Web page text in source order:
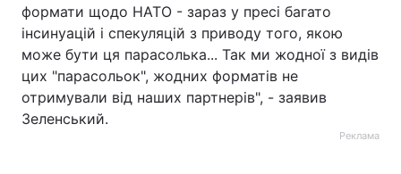
формати щодо НАТО - зараз у пресі багато
інсинуацій і спекуляцій з приводу того, якою
може бути ця парасолька... Так ми жодної з видів
цих "парасольок", жодних форматів не
отримували від наших партнерів", - заявив
Зеленський.
Реклама